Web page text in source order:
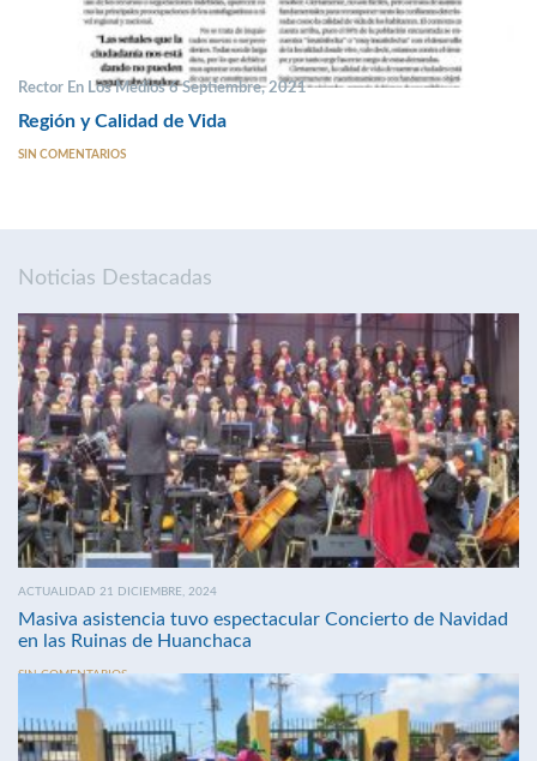
Rector En Los Medios 6 Septiembre, 2021
Región y Calidad de Vida
SIN COMENTARIOS
Noticias Destacadas
ACTUALIDAD 21 DICIEMBRE, 2024
Masiva asistencia tuvo espectacular Concierto de Navidad
en las Ruinas de Huanchaca
SIN COMENTARIOS